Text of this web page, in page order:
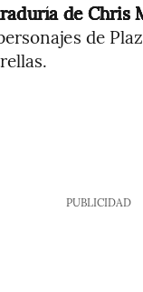
de Chris
de
PUBLICIDAD